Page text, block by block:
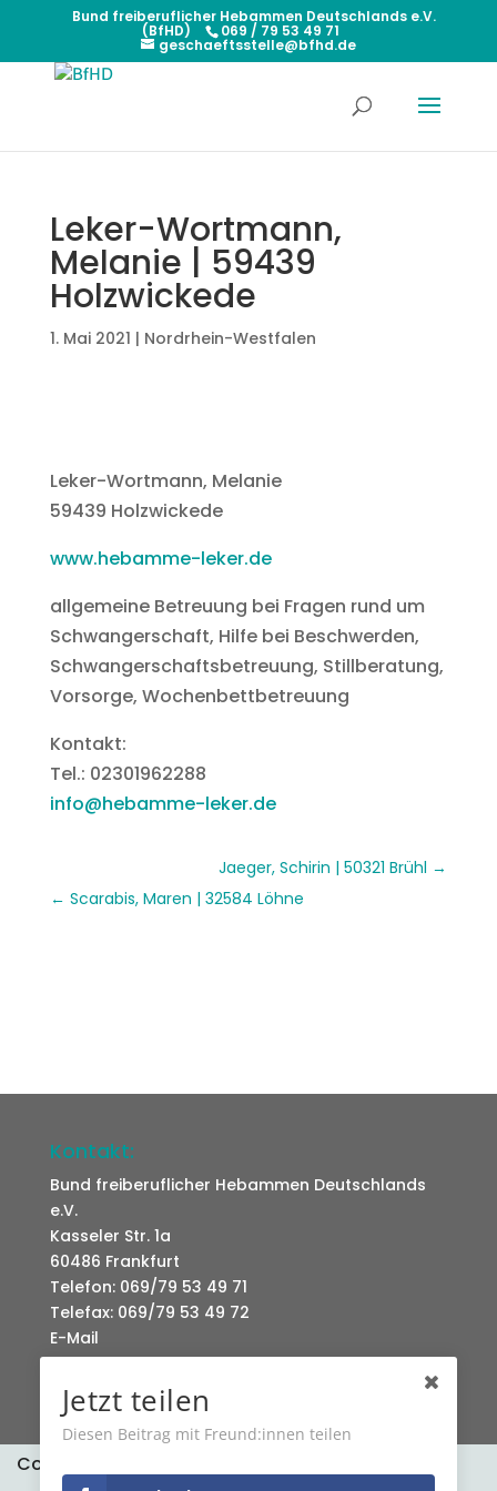
Bund freiberuflicher Hebammen Deutschlands e.V.
(BfHD) 069 / 79 53 49 71
geschaeftsstelle@bfhd.de
Leker-Wortmann,
Melanie | 59439
Holzwickede
1. Mai 2021 | Nordrhein-Westfalen
Leker-Wortmann, Melanie
59439 Holzwickede
www.hebamme-leker.de
allgemeine Betreuung bei Fragen rund um
Schwangerschaft, Hilfe bei Beschwerden,
Schwangerschaftsbetreuung, Stillberatung,
Vorsorge, Wochenbettbetreuung
Kontakt:
Tel.: 02301962288
info@hebamme-leker.de
Jaeger, Schirin | 50321 Brühl
Scarabis, Maren | 32584 Löhne
Kontakt:
Bund freiberuflicher Hebammen Deutschlands
e.V.
Kasseler Str. 1a
60486 Frankfurt
Telefon: 069/79 53 49 71
Telefax: 069/79 53 49 72
E-Mail
Datenschutz Kontakt
Jetzt teilen
Diesen Beitrag mit Freund:innen teilen
Cookies erleichtern die Bereitstellung unserer